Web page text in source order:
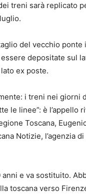
treni sarà replicato
del vecchio ponte
depositate sul
ex poste.
i treni nei giorni
le linee”: è l’appello
Toscana,
Notizie, l’agenzia
e va sostituito.
toscana verso